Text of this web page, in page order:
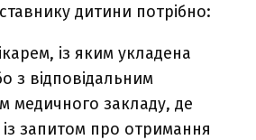
дитини потрібно:
із яким укладена
з відповідальним
медичного закладу, де
запитом про отримання